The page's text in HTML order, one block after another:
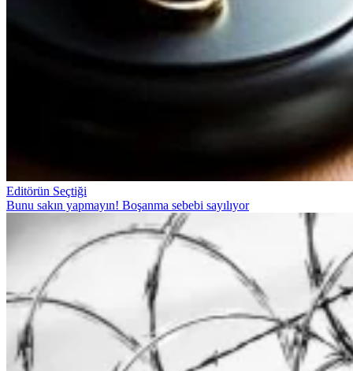
Editörün Seçtiği
Bunu sakın yapmayın! Boşanma sebebi sayılıyor